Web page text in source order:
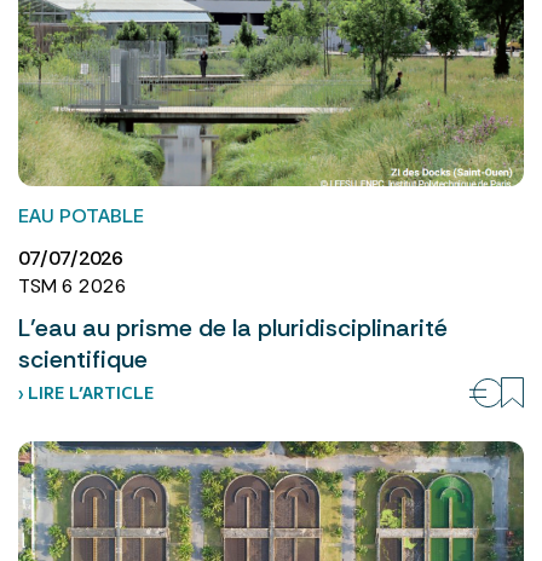
EAU POTABLE
07/07/2026
TSM 6 2026
L’eau au prisme de la pluridisciplinarité
scientifique
› LIRE L’ARTICLE